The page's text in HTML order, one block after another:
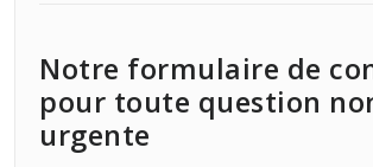
Notre formulaire de
pour toute question
urgente